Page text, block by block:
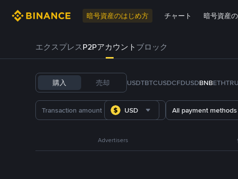
暗号資産のはじめ方 チャート 暗号資産
エクスプレスP2Pアカウント ブロック
購入 売却 USDTBTCUSDCFDUSDBNBETH
USD All payment methods
Advertisers